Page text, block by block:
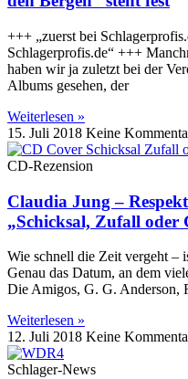
+++ „zuerst bei
Schlagerprofis.de“ +++
haben wir ja zuletzt bei der
Albums gesehen, der
Weiterlesen »
15. Juli 2018 Keine
CD-Rezension
Claudia Jung –
„Schicksal, Zufall oder
Wie schnell die Zeit vergeht –
Genau das Datum, an dem
Die Amigos, G. G. Anderson,
Weiterlesen »
12. Juli 2018 Keine
Schlager-News